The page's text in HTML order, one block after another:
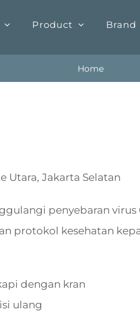
Product Brand
Home
Utara, Jakarta Selatan
penyebaran virus
protokol kesehatan
dengan kran
ulang